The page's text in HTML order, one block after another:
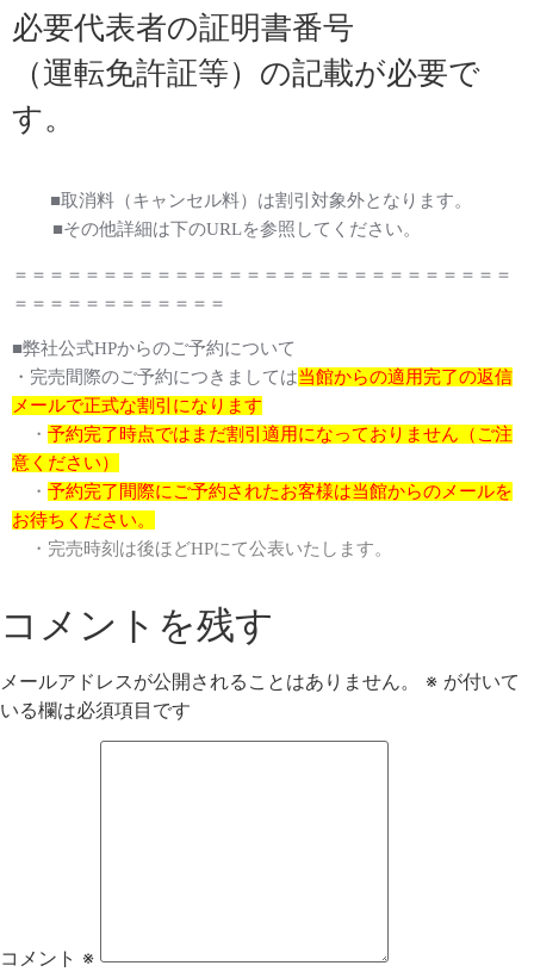
必要代表者の証明書番号
（運転免許証等）の記載が必要で
す。
■取消料（キャンセル料）は割引対象外となります。
■その他詳細は下のURLを参照してください。
＝＝＝＝＝＝＝＝＝＝＝＝＝＝＝＝＝＝＝＝＝＝＝＝＝＝＝＝
＝＝＝＝＝＝＝＝＝＝＝＝
■弊社公式HPからのご予約について
・完売間際のご予約につきましては当館からの適用完了の返信
メールで正式な割引になります
・ 予約完了時点ではまだ割引適用になっておりません（ご注
意ください）
・ 予約完了間際にご予約されたお客様は当館からのメールを
お待ちください。
・完売時刻は後ほどHPにて公表いたします。
コメントを残す
メールアドレスが公開されることはありません。 ※ が付いて
いる欄は必須項目です
コメント ※